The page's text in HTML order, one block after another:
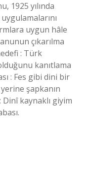
1925 yılında
uygun hâle
çıkarılma
: Türk
kanıtlama
: Fes gibi dini bir
şapkanın
kaynaklı giyim